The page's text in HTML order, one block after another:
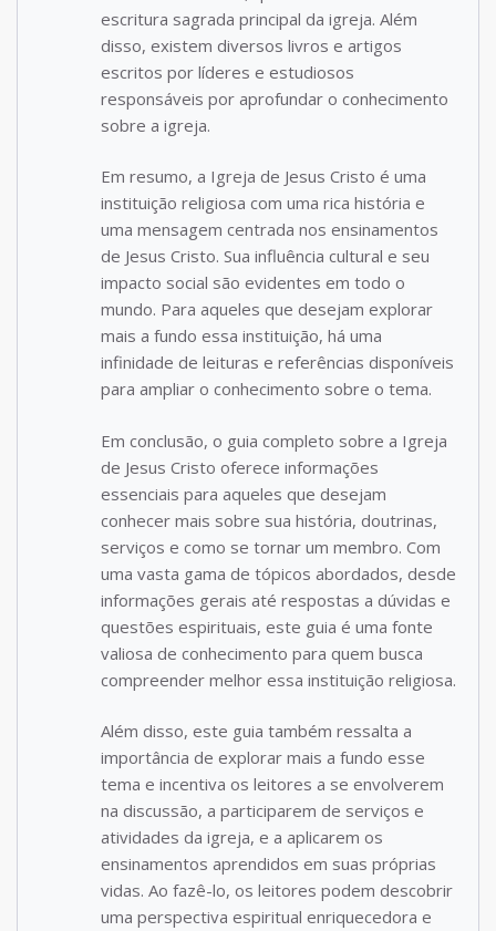
escritura sagrada principal da igreja. Além
disso, existem diversos livros e artigos
escritos por líderes e estudiosos
responsáveis por aprofundar o conhecimento
sobre a igreja.
Em resumo, a Igreja de Jesus Cristo é uma
instituição religiosa com uma rica história e
uma mensagem centrada nos ensinamentos
de Jesus Cristo. Sua influência cultural e seu
impacto social são evidentes em todo o
mundo. Para aqueles que desejam explorar
mais a fundo essa instituição, há uma
infinidade de leituras e referências disponíveis
para ampliar o conhecimento sobre o tema.
Em conclusão, o guia completo sobre a Igreja
de Jesus Cristo oferece informações
essenciais para aqueles que desejam
conhecer mais sobre sua história, doutrinas,
serviços e como se tornar um membro. Com
uma vasta gama de tópicos abordados, desde
informações gerais até respostas a dúvidas e
questões espirituais, este guia é uma fonte
valiosa de conhecimento para quem busca
compreender melhor essa instituição religiosa.
Além disso, este guia também ressalta a
importância de explorar mais a fundo esse
tema e incentiva os leitores a se envolverem
na discussão, a participarem de serviços e
atividades da igreja, e a aplicarem os
ensinamentos aprendidos em suas próprias
vidas. Ao fazê-lo, os leitores podem descobrir
uma perspectiva espiritual enriquecedora e